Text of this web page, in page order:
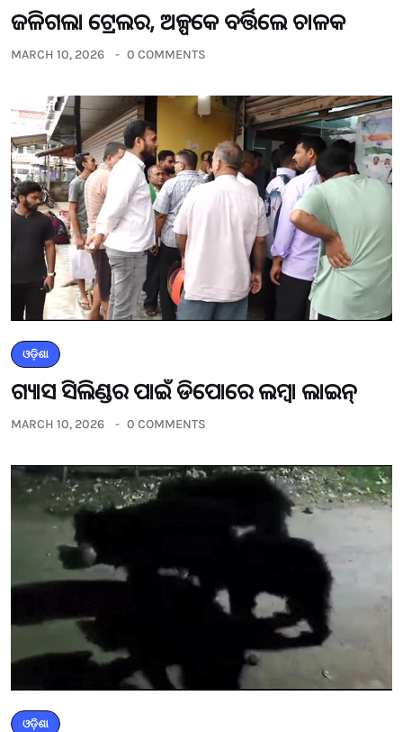
ଜଳିଗଲା ଟ୍ରେଲର, ଅଳ୍ପକେ ବର୍ତ୍ତିଲେ ଚାଳକ
MARCH 10, 2026 0 COMMENTS
ଓଡ଼ିଶା
ଗ୍ୟାସ ସିଲିଣ୍ଡର ପାଇଁ ଡିପୋରେ ଲମ୍ବା ଲାଇନ୍
MARCH 10, 2026 0 COMMENTS
ଓଡ଼ିଶା